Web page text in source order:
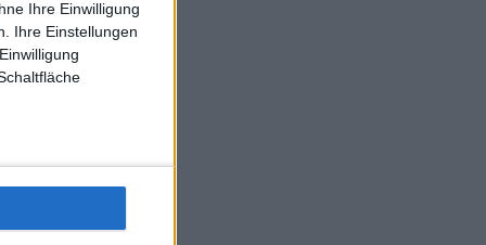
Ihre Einwilligung
Ihre Einstellungen
L-Struff wahrscheinlich morge 3 Spiele absolvieren (2.
1x Doppel) dank der hervorragenden Unterstützung
für F-A-A